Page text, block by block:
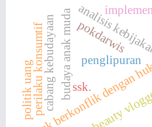
anak berkonflik
budaya anak muda
cabang kebudayaan analisis
perilaku konsumtif beauty
politik uang penglipuran
pokdarwis
ssk.